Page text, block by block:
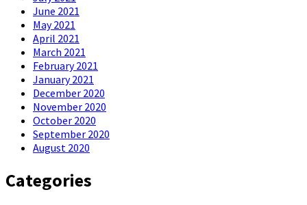
June 2021
May 2021
April 2021
March 2021
February 2021
January 2021
December 2020
November 2020
October 2020
September 2020
August 2020
Categories